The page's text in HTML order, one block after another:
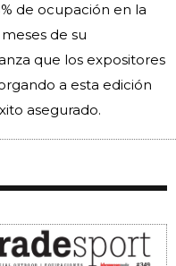
de ocupación en la
de su
que los expositores
a esta edición
asegurado.